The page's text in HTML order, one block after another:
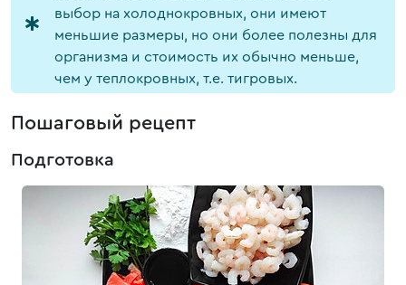
выбор на холоднокровных, они имеют
меньшие размеры, но они более полезны для
организма и стоимость их обычно меньше,
чем у теплокровных, т.е. тигровых.
Пошаговый рецепт
Подготовка